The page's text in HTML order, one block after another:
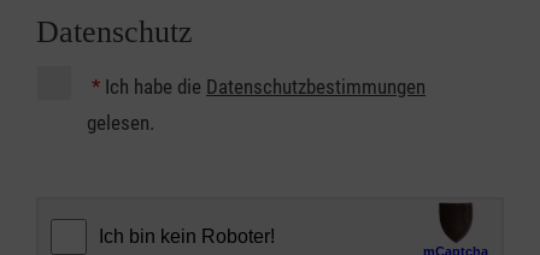
Datenschutz
* Ich habe die Datenschutzbestimmungen
gelesen.